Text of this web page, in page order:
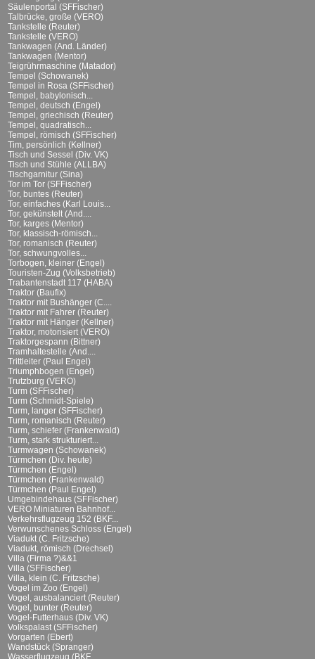
Säulenportal (SFFischer)
Talbrücke, große (VERO)
Tankstelle (Reuter)
Tankstelle (VERO)
Tankwagen (And. Länder)
Tankwagen (Mentor)
Teigrührmaschine (Matador)
Tempel (Schowanek)
Tempel in Rosa (SFFischer)
Tempel, babylonisch...
Tempel, deutsch (Engel)
Tempel, griechisch (Reuter)
Tempel, quadratisch...
Tempel, römisch (SFFischer)
Tim, persönlich (Kellner)
Tisch und Sessel (Div. VK)
Tisch und Stühle (ALLBA)
Tischgarnitur (Sina)
Tor im Tor (SFFischer)
Tor, buntes (Reuter)
Tor, einfaches (Karl Louis...
Tor, gekünstelt (And....
Tor, karges (Mentor)
Tor, klassisch-römisch...
Tor, romanisch (Reuter)
Tor, schwungvolles...
Torbogen, kleiner (Engel)
Touristen-Zug (Volksbetrieb)
Trabantenstadt 117 (HABA)
Traktor (Baufix)
Traktor mit Bushänger (C....
Traktor mit Fahrer (Reuter)
Traktor mit Hänger (Kellner)
Traktor, motorisiert (VERO)
Traktorgespann (Bittner)
Tramhaltestelle (And....
Trittleiter (Paul Engel)
Triumphbogen (Engel)
Trutzburg (VERO)
Turm (SFFischer)
Turm (Schmidt-Spiele)
Turm, langer (SFFischer)
Turm, romanisch (Reuter)
Turm, schiefer (Frankenwald)
Turm, stark strukturiert...
Turmwagen (Schowanek)
Türmchen (Div. heute)
Türmchen (Engel)
Türmchen (Frankenwald)
Türmchen (Paul Engel)
Umgebindehaus (SFFischer)
VERO Miniaturen Bahnhof...
Verkehrsflugzeug 152 (BKF...
Verwunschenes Schloss (Engel)
Viadukt (C. Fritzsche)
Viadukt, römisch (Drechsel)
Villa (Firma ?)&&1
Villa (SFFischer)
Villa, klein (C. Fritzsche)
Vogel im Zoo (Engel)
Vogel, ausbalanciert (Reuter)
Vogel, bunter (Reuter)
Vogel-Futterhaus (Div. VK)
Volkspalast (SFFischer)
Vorgarten (Ebert)
Wandstück (Spranger)
Wasserflugzeug (BKF